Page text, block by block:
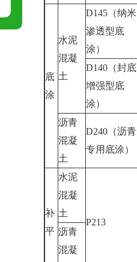
底
涂
水泥
混凝
土
D145（纳米
渗透型底
涂）
D140（封底
增强型底
涂）
沥青
混凝
土
D240（沥青
专用底涂）
补
平
水泥
混凝
土
P213
沥青
混凝